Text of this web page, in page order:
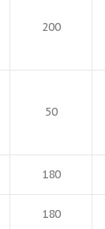
200
50
180
180